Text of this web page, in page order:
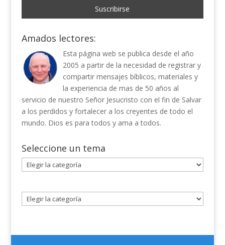
Amados lectores:
Esta página web se publica desde el año
2005 a partir de la necesidad de registrar y
compartir mensajes bíblicos, materiales y
la experiencia de mas de 50 años al
servicio de nuestro Señor Jesucristo con el fin de Salvar
a los perdidos y fortalecer a los creyentes de todo el
mundo. Dios es para todos y ama a todos.
Seleccione un tema
Seleccione
un